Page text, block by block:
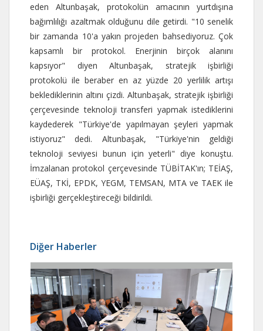
eden Altunbaşak, protokolün amacının yurtdışına
bağımlılığı azaltmak olduğunu dile getirdi. "10 senelik
bir zamanda 10'a yakın projeden bahsediyoruz. Çok
kapsamlı bir protokol. Enerjinin birçok alanını
kapsıyor" diyen Altunbaşak, stratejik işbirliği
protokolü ile beraber en az yüzde 20 yerlilik artışı
beklediklerinin altını çizdi. Altunbaşak, stratejik işbirliği
çerçevesinde teknoloji transferi yapmak istediklerini
kaydederek "Türkiye'de yapılmayan şeyleri yapmak
istiyoruz" dedi. Altunbaşak, "Türkiye'nin geldiği
teknoloji seviyesi bunun için yeterli" diye konuştu.
İmzalanan protokol çerçevesinde TÜBİTAK'ın; TEİAŞ,
EÜAŞ, TKİ, EPDK, YEGM, TEMSAN, MTA ve TAEK ile
işbirliği gerçekleştireceği bildirildi.
Diğer Haberler